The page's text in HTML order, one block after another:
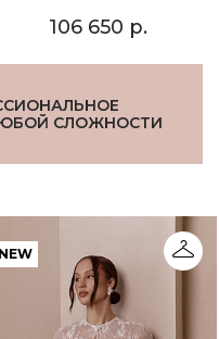
106 650 р.
СЛОЖНОСТИ
NEW